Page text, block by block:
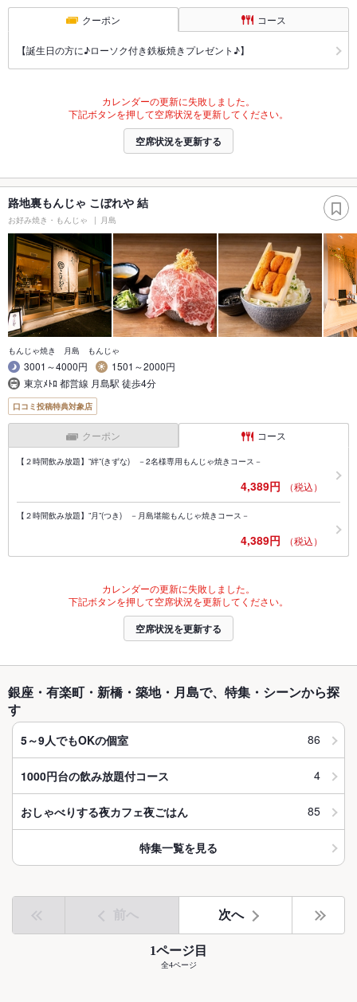
クーポン コース
【誕生日の方に♪ローソク付き鉄板焼きプレゼント♪】
カレンダーの更新に失敗しました。
下記ボタンを押して空席状況を更新してください。
空席状況を更新する
路地裏もんじゃ こぼれや 結
お好み焼き・もんじゃ 月島
もんじゃ焼き 月島 もんじゃ
3001～4000円
1501～2000円
東京ﾒﾄﾛ 都営線 月島駅 徒歩4分
口コミ投稿特典対象店
クーポン コース
【２時間飲み放題】”絆”(きずな) －2名様専用もんじゃ焼きコース－
4,389円 （税込）
【２時間飲み放題】”月”(つき) －月島堪能もんじゃ焼きコース－
4,389円 （税込）
カレンダーの更新に失敗しました。
下記ボタンを押して空席状況を更新してください。
空席状況を更新する
銀座・有楽町・新橋・築地・月島で、特集・シーンから探
す
5～9人でもOKの個室 86
1000円台の飲み放題付コース 4
おしゃべりする夜カフェ夜ごはん 85
特集一覧を見る
前へ 次へ
1ページ目
全4ページ